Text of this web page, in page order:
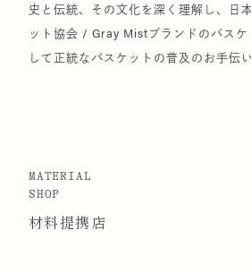
2013
協会主催サマーパーティー
ズニーシー）
2015
ナンタケットバスケットと
史と伝統、その文化を深く理解し、日
ット協会 / Gray Mistブランドのバスケ
して正統なバスケットの普及のお手伝
MATERIAL
SHOP
材料提携店